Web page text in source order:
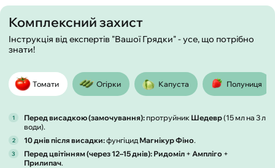
Комплексний захист
Інструкція від експертів "Вашої Грядки" - усе, що потрібно
знати!
Томати Огірки Капуста Полуниця
Перед висадкою (замочування):протруйник Шедевр(15 мл на 3 л
води).
10 днів після висадки:фунгіцид Магнікур Фіно.
Перед цвітінням (через 12–15 днів): Ридоміл+ Ампліго +
Прилипач.